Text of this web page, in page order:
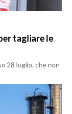
tagliare le
28 luglio, che non